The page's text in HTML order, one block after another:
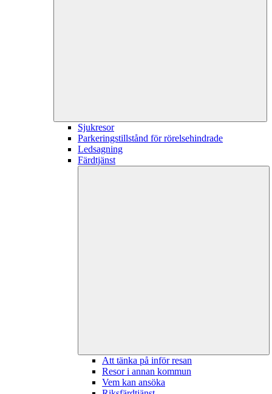
Sjukresor
Parkeringstillstånd för rörelsehindrade
Ledsagning
Färdtjänst
Att tänka på inför resan
Resor i annan kommun
Vem kan ansöka